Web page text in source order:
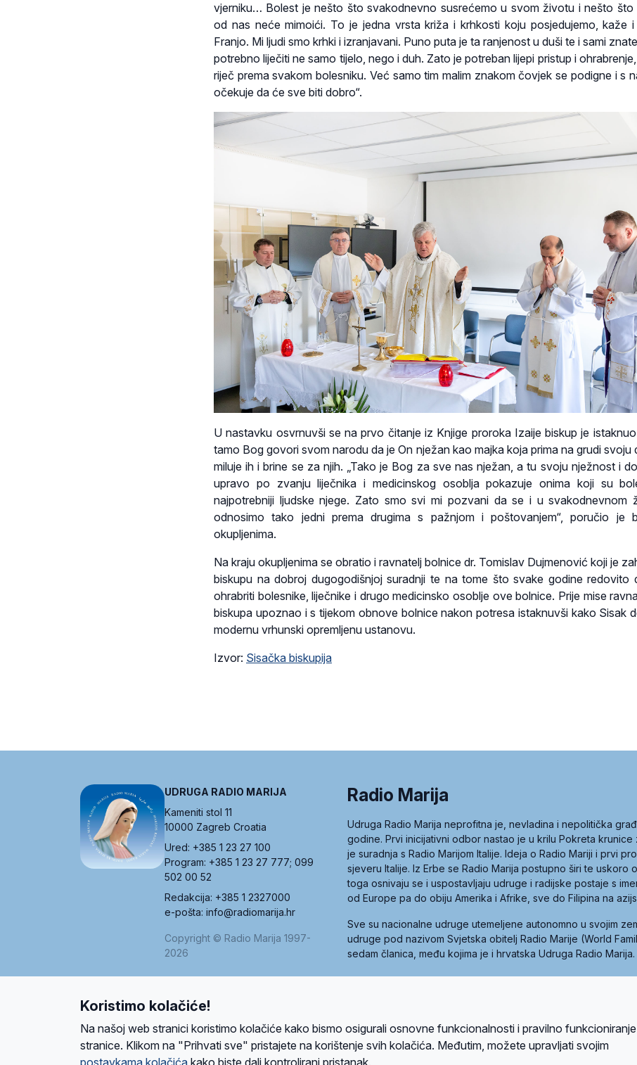
vjerniku… Bolest je nešto što svakodnevno susrećemo u svom životu i nešto što
od nas neće mimoići. To je jedna vrsta križa i krhkosti koju posjedujemo, kaže
Franjo. Mi ljudi smo krhki i izranjavani. Puno puta je ta ranjenost u duši te i sami
potrebno liječiti ne samo tijelo, nego i duh. Zato je potreban lijepi pristup i
riječ prema svakom bolesniku. Već samo tim malim znakom čovjek se podigne i s
očekuje da će sve biti dobro“.
U nastavku osvrnuvši se na prvo čitanje iz Knjige proroka Izaije biskup je
tamo Bog govori svom narodu da je On nježan kao majka koja prima na grudi svoju
miluje ih i brine se za njih. „Tako je Bog za sve nas nježan, a tu svoju nježnost i
upravo po zvanju liječnika i medicinskog osoblja pokazuje onima koji su
najpotrebniji ljudske njege. Zato smo svi mi pozvani da se i u svakodnevnom
odnosimo tako jedni prema drugima s pažnjom i poštovanjem“, poručio je
okupljenima.
Na kraju okupljenima se obratio i ravnatelj bolnice dr. Tomislav Dujmenović koji je
biskupu na dobroj dugogodišnjoj suradnji te na tome što svake godine redovito
ohrabriti bolesnike, liječnike i drugo medicinsko osoblje ove bolnice. Prije mise
biskupa upoznao i s tijekom obnove bolnice nakon potresa istaknuvši kako Sisak
modernu vrhunski opremljenu ustanovu.
Izvor: Sisačka biskupija
UDRUGA RADIO MARIJA
Kameniti stol 11
10000 Zagreb Croatia
Ured: +385 1 23 27 100
Program: +385 1 23 27 777; 099
502 00 52
Redakcija: +385 1 2327000
e-pošta: info@radiomarija.hr
Copyright © Radio Marija 1997-
2026
Radio Marija
Udruga Radio Marija neprofitna je, nevladina i nepolitička
godine. Prvi inicijativni odbor nastao je u krilu Pokreta
je suradnja s Radio Marijom Italije. Ideja o Radio Mariji i prvi
sjeveru Italije. Iz Erbe se Radio Marija postupno širi te uskoro
toga osnivaju se i uspostavljaju udruge i radijske postaje s
od Europe pa do obiju Amerika i Afrike, sve do Filipina na
Sve su nacionalne udruge utemeljene autonomno u svojim
udruge pod nazivom Svjetska obitelj Radio Marije (World
sedam članica, među kojima je i hrvatska Udruga Radio Marija.
Ova stranica je zaštićena Google reCAPTCHA sustavom
Koristimo kolačiće!
Na našoj web stranici koristimo kolačiće kako bismo osigurali osnovne funkcionalnosti i pravilno funkcioniranje
stranice. Klikom na "Prihvati sve" pristajete na korištenje svih kolačića. Međutim, možete upravljati svojim
postavkama kolačića kako biste dali kontrolirani pristanak.